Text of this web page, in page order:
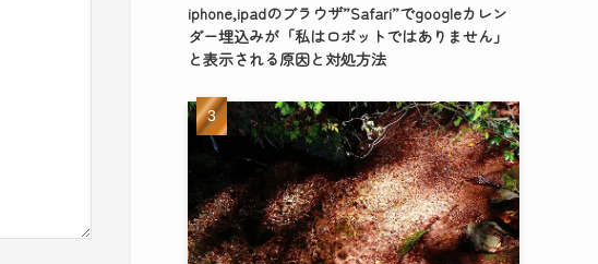
iphone,ipadのブラウザ”Safari”でgoogleカレン
ダー埋込みが「私はロボットではありません」
と表示される原因と対処方法